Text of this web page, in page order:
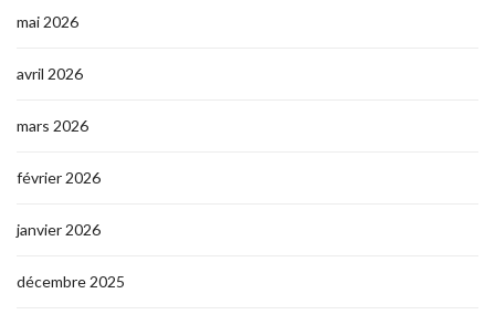
mai 2026
avril 2026
mars 2026
février 2026
janvier 2026
décembre 2025